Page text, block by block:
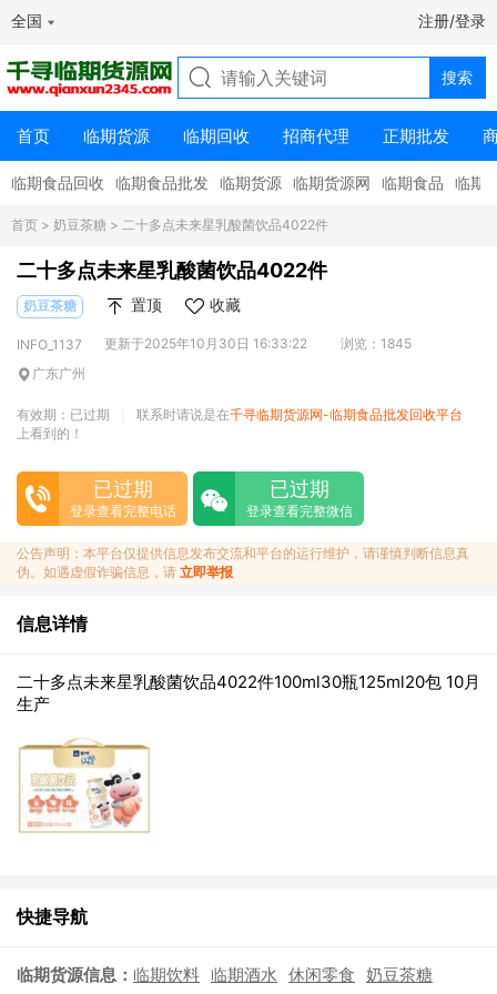
全国 注册/登录
首页 临期货源 临期回收 招商代理 正期批发
临期食品回收 临期食品批发 临期货源 临期货源网 临期食品 临期
首页 > 奶豆茶糖 > 二十多点未来星乳酸菌饮品4022件
二十多点未来星乳酸菌饮品4022件
奶豆茶糖 置顶 收藏
INFO_1137 更新于2025年10月30日 16:33:22
浏览：1845
广东广州
有效期：已过期 联系时请说是在千寻临期货源网-临期食品批发回收平台
上看到的！
已过期
登录查看完整电话
已过期
登录查看完整微信
公告声明：本平台仅提供信息发布交流和平台的运行维护，请谨慎判断信息真
伪。如遇虚假诈骗信息，请 立即举报
信息详情
二十多点未来星乳酸菌饮品4022件100ml30瓶125ml20包 10月
生产
快捷导航
临期货源信息： 临期饮料 临期酒水 休闲零食 奶豆茶糖